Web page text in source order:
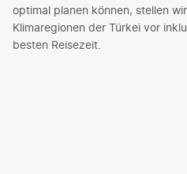
optimal planen können, stellen
Klimaregionen der Türkei vor
besten Reisezeit.